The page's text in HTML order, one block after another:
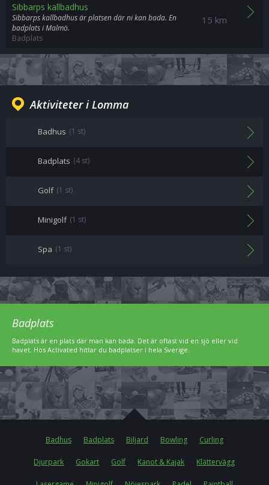
15 km
Sibbarps kallbadhus
Sibbarps kallbadhus är platsen där ni kan bada. En
badplats i Malmö.
Badplats
Aktiviteter i Lomma
Badhus (1 st)
Badplats (4 st)
Golf (1 st)
Minigolf (1 st)
Spa (1 st)
Badplats
Badplats är en plats där man kan bada. Det är oftast vid en sjö eller vid
havet. Hos Activated hittar du badplatser i hela Sverige.
Badhus Badplats Biljard Bowling Curling
Djurpark Gokart Golf Kanot & Kajak Klättervägg